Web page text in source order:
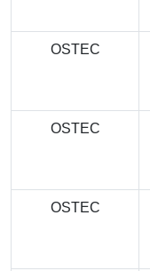
OSTEC
OSTEC
OSTEC